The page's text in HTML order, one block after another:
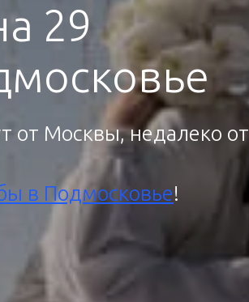
29
от Москвы, недалеко от
в Подмосковье!